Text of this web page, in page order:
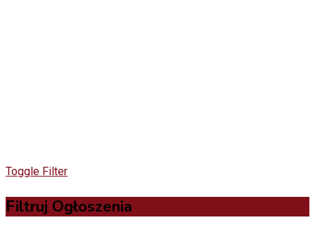
Toggle Filter
Filtruj Ogłoszenia